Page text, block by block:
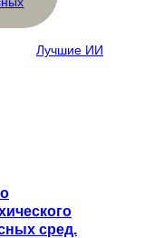
Лучшие ИИ
сред.